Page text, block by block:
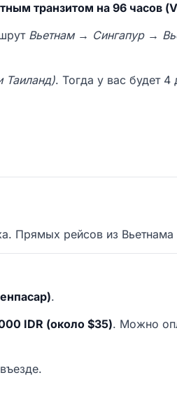
транзитом на 96 часов
Вьетнам → Сингапур →
Таиланд). Тогда у вас будет 4
Прямых рейсов из
.
IDR (около $35). Можно